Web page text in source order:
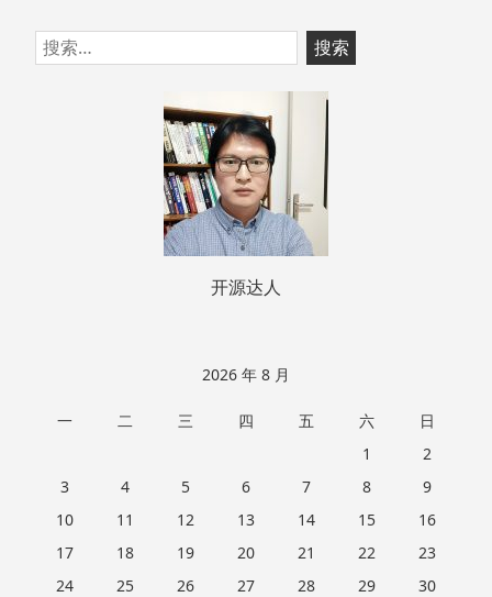
跳
至
搜
索：
开源达人
2026 年 8 月
一 二 三 四 五 六
日
1
2
3
4 5 6 7 8
9
10
11 12 13 14 15
16
17
18 19 20 21 22
23
24
25 26 27 28 29
30